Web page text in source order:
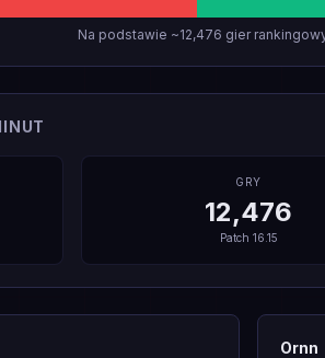
Na podstawie ~12,476 gier
GRY
12,476
Patch 16.15
Ornn